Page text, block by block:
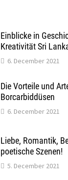
Einblicke in
Kreativität Sri
6. December 2021
Die Vorteile und
Borcarbiddüsen
6. December 2021
Liebe, Romantik,
poetische Szenen!
5. December 2021